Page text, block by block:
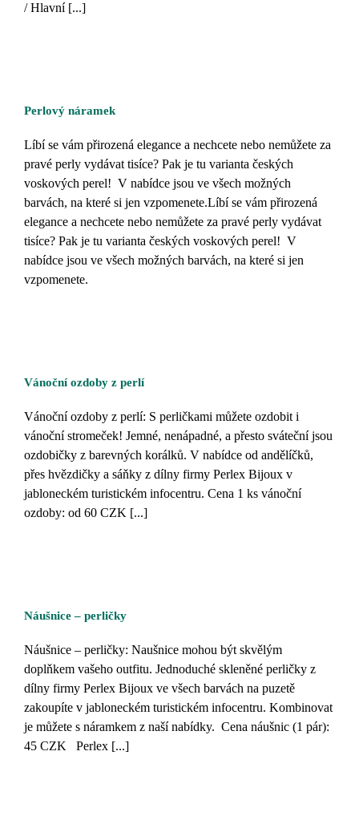
/ Hlavní [...]
Perlový náramek
Líbí se vám přirozená elegance a nechcete nebo nemůžete za
pravé perly vydávat tisíce? Pak je tu varianta českých
voskových perel! V nabídce jsou ve všech možných
barvách, na které si jen vzpomenete.Líbí se vám přirozená
elegance a nechcete nebo nemůžete za pravé perly vydávat
tisíce? Pak je tu varianta českých voskových perel! V
nabídce jsou ve všech možných barvách, na které si jen
vzpomenete.
Vánoční ozdoby z perlí
Vánoční ozdoby z perlí: S perličkami můžete ozdobit i
vánoční stromeček! Jemné, nenápadné, a přesto sváteční jsou
ozdobičky z barevných korálků. V nabídce od andělíčků,
přes hvězdičky a sáňky z dílny firmy Perlex Bijoux v
jabloneckém turistickém infocentru. Cena 1 ks vánoční
ozdoby: od 60 CZK [...]
Náušnice – perličky
Náušnice – perličky: Naušnice mohou být skvělým
doplňkem vašeho outfitu. Jednoduché skleněné perličky z
dílny firmy Perlex Bijoux ve všech barvách na puzetě
zakoupíte v jabloneckém turistickém infocentru. Kombinovat
je můžete s náramkem z naší nabídky. Cena náušnic (1 pár):
45 CZK Perlex [...]